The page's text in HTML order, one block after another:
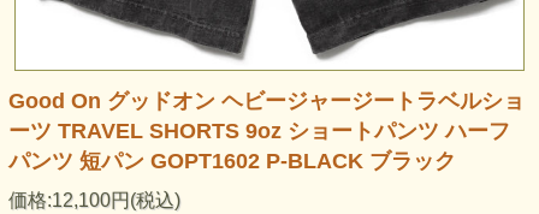
Good On グッドオン ヘビージャージートラベルショ
ーツ TRAVEL SHORTS 9oz ショートパンツ ハーフ
パンツ 短パン GOPT1602 P-BLACK ブラック
価格:12,100円(税込)